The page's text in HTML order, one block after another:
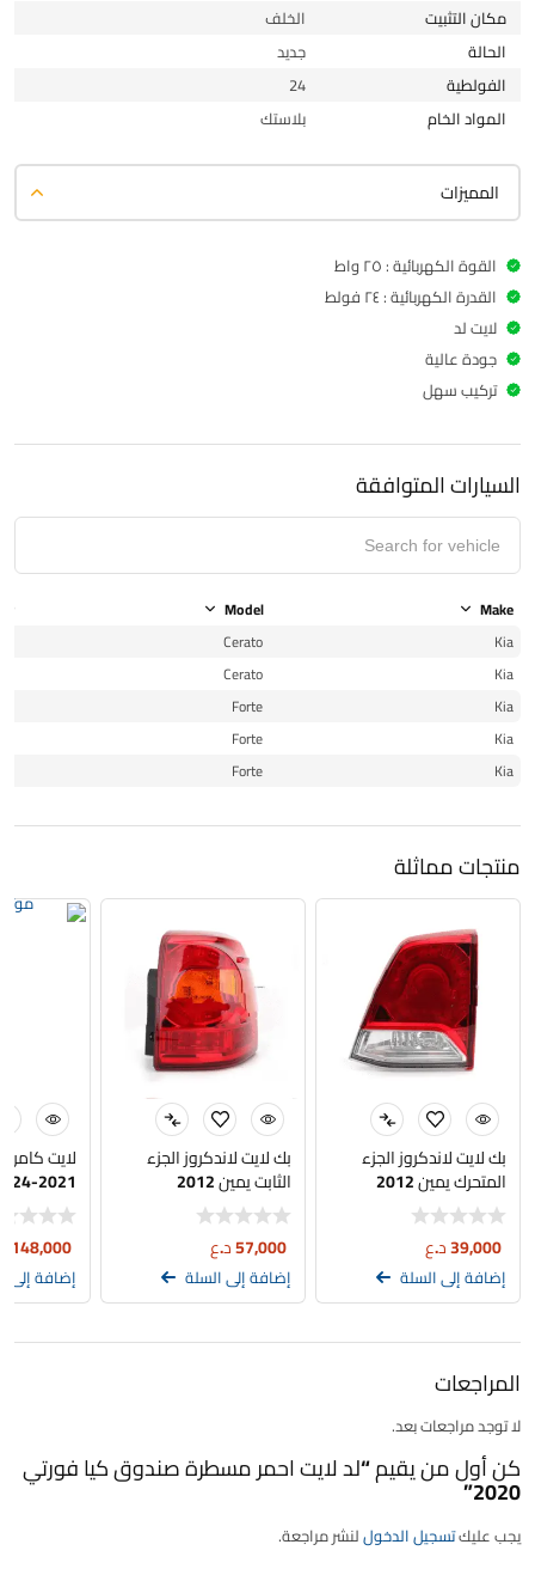
مكان التثبيت
الخلف
الحالة
جديد
الفولطية
24
المواد الخام
بلاستك
المميزات
القوة الكهربائية : ٢٥ واط
القدرة الكهربائية : ٢٤ فولط
لايت لد
جودة عالية
تركيب سهل
السيارات المتوافقة
Make
Model
Kia
Cerato
Kia
Cerato
Kia
Forte
Kia
Forte
Kia
Forte
منتجات مماثلة
بك لايت لاندكروز الجزء
المتحرك يمين 2012
39,000د.ع
إضافة إلى السلة
بك لايت لاندكروز الجزء
الثابت يمين 2012
57,000د.ع
إضافة إلى السلة
لايت
2021-2024
148,000
إضافة إلى
المراجعات
لا توجد مراجعات بعد.
كن أول من يقيم “لد لايت احمر مسطرة صندوق كيا فورتي
2020”
يجب عليكتسجيل الدخوللنشر مراجعة.